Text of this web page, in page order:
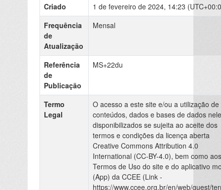
Criado
1 de fevereiro de 2024, 14:23
Frequência
de
Atualização
Mensal
Referência
de
Publicação
MS+22du
Termo
Legal
O acesso a este site e/ou a utilização de
conteúdos, dados e bases de dados nele
disponibilizados se sujeita ao aceite dos
termos e condições da licença aberta
Creative Commons Attribution 4.0
International (CC-BY-4.0), bem como aos
Termos de Uso do site e do aplicativo
(App) da CCEE (Link -
https://www.ccee.org.br/en/web/guest/